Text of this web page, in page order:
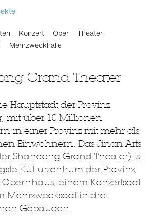
Konzert Oper
Theater
Mehrzweckhalle
Grand Theater
Hauptstadt der Provinz
mit über 10 Millionen
in einer Provinz mit mehr als
Einwohnern. Das Jinan Arts
Shandong Grand Theater) ist
Kulturzentrum der Provinz,
einem Konzertsaal
Mehrzwecksaal in drei
Gebäuden.